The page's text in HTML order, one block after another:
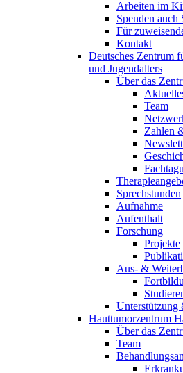
Arbeiten im
Spenden
Für
Kontakt
Deutsches Zentrum
und Jugendalters
Über das
Team
Zahlen
Sprechstunden
Aufnahme
Aufenthalt
Forschung
Projekte
Aus- &
Unterstützung
Hauttumorzentrum
Über das
Team